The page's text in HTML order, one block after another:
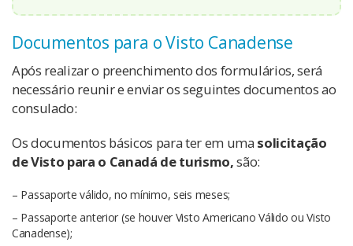
Documentos para o Visto Canadense
Após realizar o preenchimento dos formulários, será
necessário reunir e enviar os seguintes documentos ao
consulado:
Os documentos básicos para ter em uma solicitação
de Visto para o Canadá de turismo,são:
– Passaporte válido, no mínimo, seis meses;
– Passaporte anterior (se houver Visto Americano Válido ou Visto
Canadense);